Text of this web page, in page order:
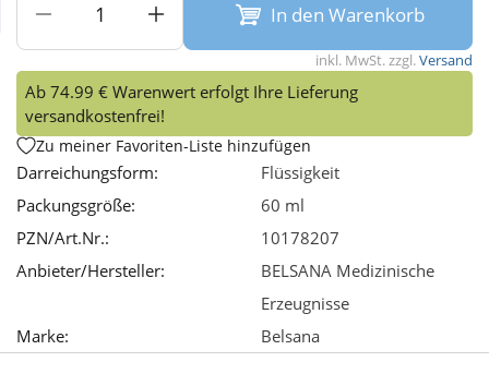
Wellness In den Warenkorb
inkl. MwSt. zzgl.Versand
Ab 74.99 € Warenwert erfolgt Ihre Lieferung
versandkostenfrei!
Zu meiner Favoriten-Liste hinzufügen
Darreichungsform:
Flüssigkeit
Packungsgröße:
60 ml
PZN/Art.Nr.:
10178207
Anbieter/Hersteller:
BELSANA Medizinische
Erzeugnisse
Marke:
Belsana